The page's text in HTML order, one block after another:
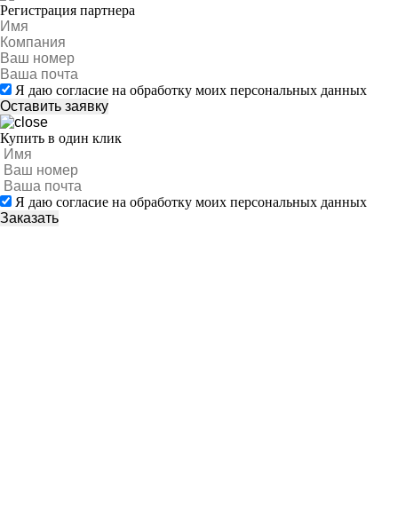
Регистрация партнера
Я даю согласие на обработку моих персональных данных
Купить в один клик
Я даю согласие на обработку моих персональных данных